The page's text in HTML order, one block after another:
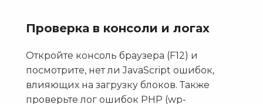
Проверка в консоли и логах
Откройте консоль браузера (F12) и
посмотрите, нет ли JavaScript ошибок,
влияющих на загрузку блоков. Также
проверьте лог ошибок PHP (wp-